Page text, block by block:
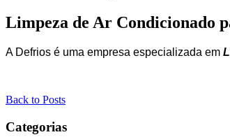
Limpeza de Ar Condicionado
A Defrios é uma empresa especializada em
Back to Posts
Categorias